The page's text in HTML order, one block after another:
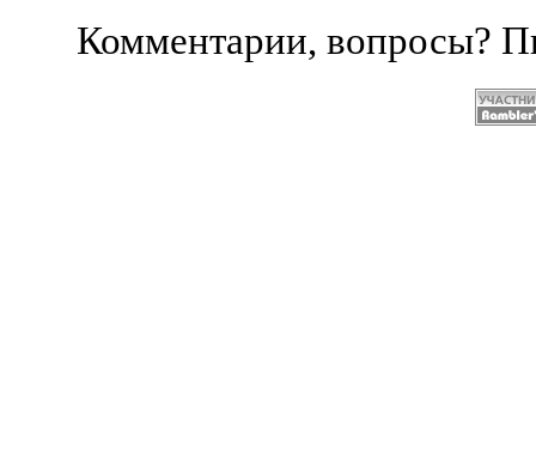
Комментарии, вопросы?